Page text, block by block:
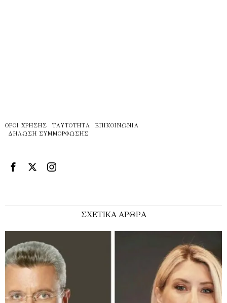
ΌΡΟΙ ΧΡΉΣΗΣ ΤΑΥΤΌΤΗΤΑ
ΕΠΙΚΟΙΝΩΝΊΑ
ΔΉΛΩΣΗ ΣΥΜΜΌΡΦΩΣΗΣ
ΣΧΕΤΙΚΑ ΑΡΘΡΑ